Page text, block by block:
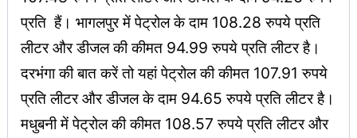
प्रति हैं। भागलपुर में पेट्रोल के दाम 108.28 रुपये प्रति
लीटर और डीजल की कीमत 94.99 रुपये प्रति लीटर है।
दरभंगा की बात करें तो यहां पेट्रोल की कीमत 107.91 रुपये
प्रति लीटर और डीजल के दाम 94.65 रुपये प्रति लीटर है।
मधुबनी में पेट्रोल की कीमत 108.57 रुपये प्रति लीटर और